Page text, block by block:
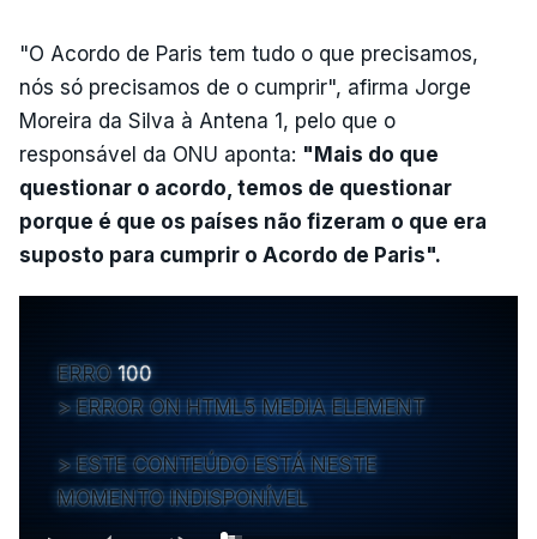
"O Acordo de Paris tem tudo o que precisamos,
nós só precisamos de o cumprir", afirma Jorge
Moreira da Silva à Antena 1, pelo que o
responsável da ONU aponta: "Mais do que
questionar o acordo, temos de questionar
porque é que os países não fizeram o que era
suposto para cumprir o Acordo de Paris".
ERRO 100
ERROR ON HTML5 MEDIA ELEMENT
ESTE CONTEÚDO ESTÁ NESTE
MOMENTO INDISPONÍVEL